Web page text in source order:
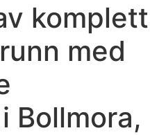
komplett
med
Bollmora,